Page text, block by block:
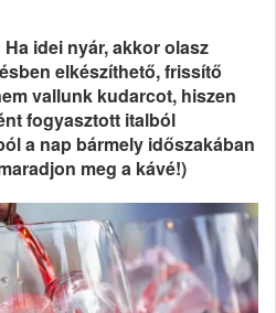
idei nyár, akkor olasz
elkészíthető, frissítő
vallunk kudarcot, hiszen
fogyasztott italból
a nap bármely időszakában
meg a kávé!)